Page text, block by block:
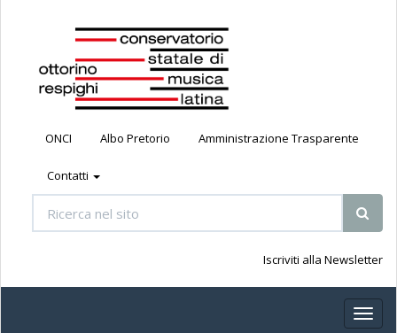
ONCI Albo Pretorio Amministrazione Trasparente
Contatti
Iscriviti alla Newsletter
Toggle